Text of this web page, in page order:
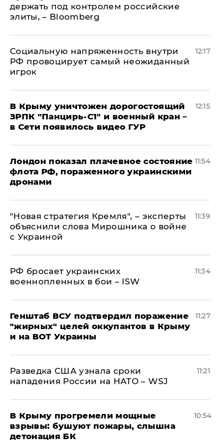
держать под контролем российские
элиты, – Bloomberg
Социальную напряженность внутри
РФ провоцирует самый неожиданный
игрок
12:17
В Крыму уничтожен дорогостоящий
ЗРПК "Панцирь-С1" и военный кран –
в Сети появилось видео ГУР
12:15
Лондон показал плачевное состояние
флота РФ, пораженного украинскими
дронами
11:54
"Новая стратегия Кремля", – эксперты
объяснили слова Мирошника о войне
с Украиной
11:39
РФ бросает украинских
военнопленных в бои – ISW
11:34
Генштаб ВСУ подтвердил поражение
"жирных" целей оккупантов в Крыму
и на ВОТ Украины
11:27
Разведка США узнала сроки
нападения России на НАТО – WSJ
11:21
В Крыму прогремели мощные
взрывы: бушуют пожары, слышна
детонация БК
10:54